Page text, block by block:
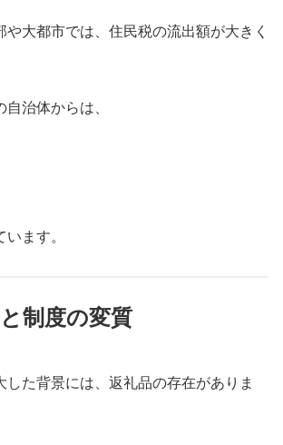
や大都市では、住民税の流出額が大きく
治体からは、
ます。
制度の変質
した背景には、返礼品の存在がありま